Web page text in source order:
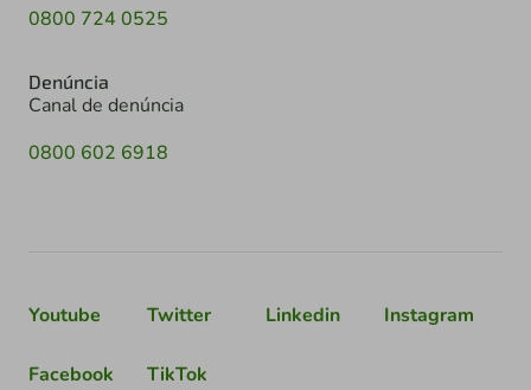
0800 724 0525
Denúncia
Canal de denúncia
0800 602 6918
Youtube Twitter Linkedin Instagram
Facebook TikTok